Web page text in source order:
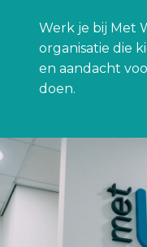
Werk je bij Met
organisatie die
en aandacht
doen.